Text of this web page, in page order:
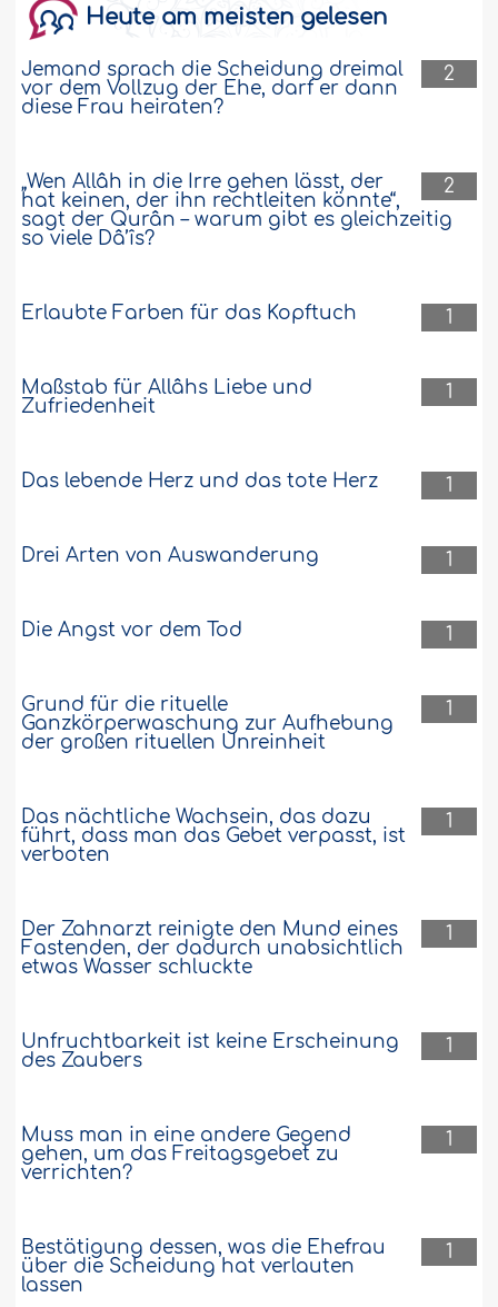
Heute am meisten gelesen
2
Jemand sprach die Scheidung dreimal
vor dem Vollzug der Ehe, darf er dann
diese Frau heiraten?
2
„Wen Allâh in die Irre gehen lässt, der
hat keinen, der ihn rechtleiten könnte“,
sagt der Qurân – warum gibt es gleichzeitig
so viele Dâ’îs?
1
Erlaubte Farben für das Kopftuch
1
Maßstab für Allâhs Liebe und
Zufriedenheit
1
Das lebende Herz und das tote Herz
1
Drei Arten von Auswanderung
1
Die Angst vor dem Tod
1
Grund für die rituelle
Ganzkörperwaschung zur Aufhebung
der großen rituellen Unreinheit
1
Das nächtliche Wachsein, das dazu
führt, dass man das Gebet verpasst, ist
verboten
1
Der Zahnarzt reinigte den Mund eines
Fastenden, der dadurch unabsichtlich
etwas Wasser schluckte
1
Unfruchtbarkeit ist keine Erscheinung
des Zaubers
1
Muss man in eine andere Gegend
gehen, um das Freitagsgebet zu
verrichten?
1
Bestätigung dessen, was die Ehefrau
über die Scheidung hat verlauten
lassen